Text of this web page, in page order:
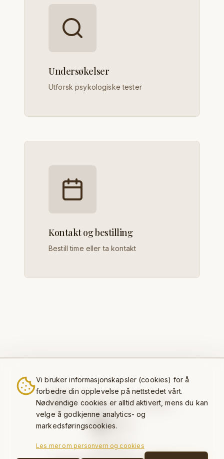
Vi bruker informasjonskapsler (cookies) for å
forbedre din opplevelse på nettstedet vårt.
Nødvendige cookies er alltid aktivert, mens du kan
velge å godkjenne analytics- og
markedsføringscookies.
Les mer om personvern og cookies
Undersøkelser
Utforsk psykologiske tester
Kontakt og bestilling
Bestill time eller ta kontakt
Sverresgate 19, 3921 Porsgrunn
Kontakt
Personvern